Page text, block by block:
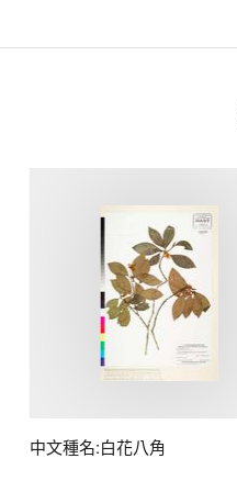
中文種名:白花八角